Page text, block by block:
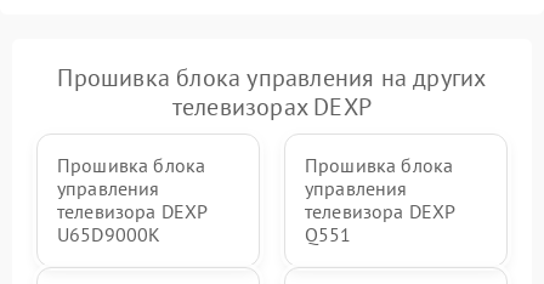
Прошивка блока управления на других
телевизорах DEXP
Прошивка блока
управления
телевизора DEXP
U65D9000K
Прошивка блока
управления
телевизора DEXP
Q551